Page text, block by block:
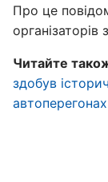
Про це
організаторів
Читайте
здобув
автоперегонах